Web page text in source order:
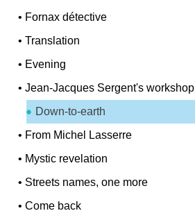
• Fornax détective
•Translation
• Evening
•Jean-Jacques Sergent's workshop
Down-to-earth
• From Michel Lasserre
• Mystic revelation
• Streets names, one more
•Come back